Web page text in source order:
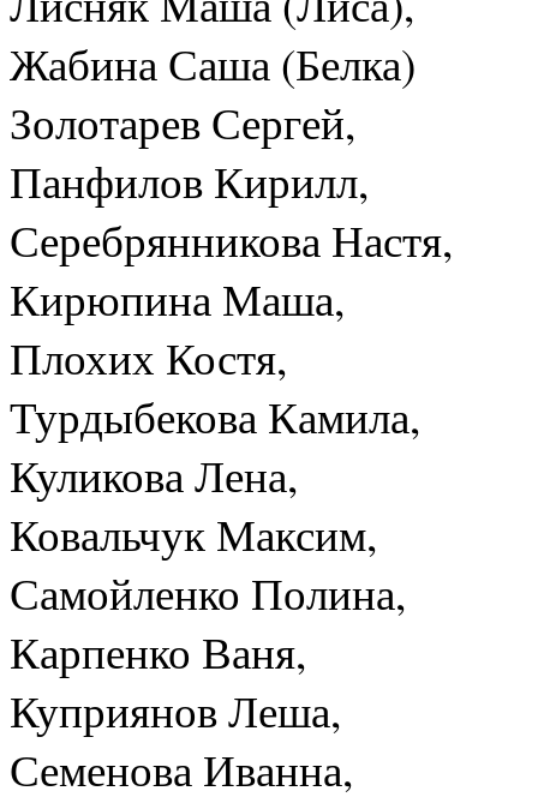
Жабина Саша (Белка)
Золотарев Сергей,
Панфилов Кирилл,
Серебрянникова Настя,
Кирюпина Маша,
Плохих Костя,
Турдыбекова Камила,
Куликова Лена,
Ковальчук Максим,
Самойленко Полина,
Карпенко Ваня,
Куприянов Леша,
Семенова Иванна,